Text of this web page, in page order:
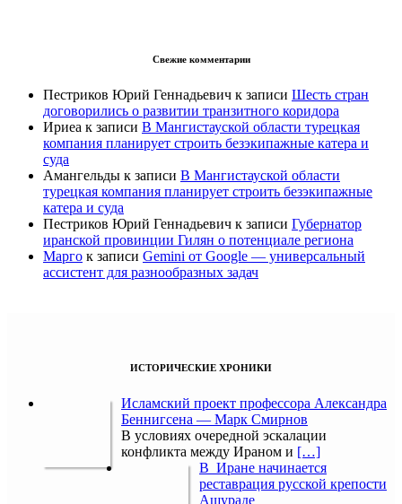
Свежие комментарии
Пестриков Юрий Геннадьевич к записи Шесть стран
договорились о развитии транзитного коридора
Ириеа к записи В Мангистауской области турецкая
компания планирует строить безэкипажные катера и
суда
Амангельды к записи В Мангистауской области
турецкая компания планирует строить безэкипажные
катера и суда
Пестриков Юрий Геннадьевич к записи Губернатор
иранской провинции Гилян о потенциале региона
Марго к записи Gemini от Google — универсальный
ассистент для разнообразных задач
ИСТОРИЧЕСКИЕ ХРОНИКИ
Исламский проект профессора Александра
Беннигсена — Марк Смирнов
В условиях очередной эскалации
конфликта между Ираном и […]
В Иране начинается
реставрация русской крепости
Ашураде